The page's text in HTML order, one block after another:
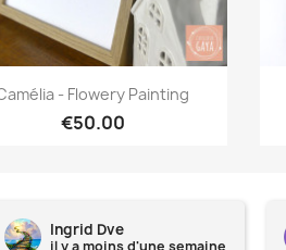
Quick view
- Flowery Painting
€50.00
Ingrid Dve
il y a moins d'une semaine